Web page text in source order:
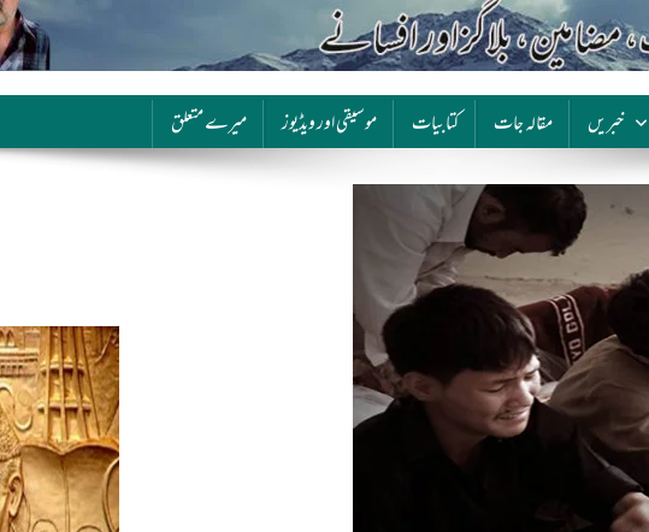
خبریں مقالہ جات کتابیات موسیقی اور ویڈیوز میرے متعلق